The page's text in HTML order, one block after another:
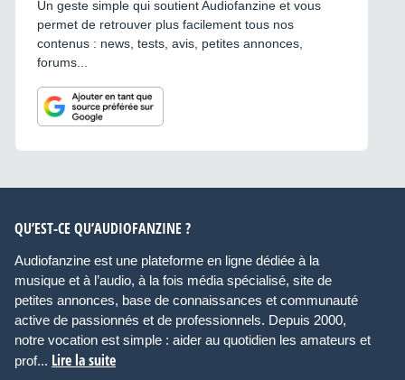
Un geste simple qui soutient Audiofanzine et vous
permet de retrouver plus facilement tous nos
contenus : news, tests, avis, petites annonces,
forums...
QU’EST-CE QU’AUDIOFANZINE ?
Audiofanzine est une plateforme en ligne dédiée à la
musique et à l’audio, à la fois média spécialisé, site de
petites annonces, base de connaissances et communauté
active de passionnés et de professionnels. Depuis 2000,
notre vocation est simple : aider au quotidien les amateurs et
prof... Lire la suite